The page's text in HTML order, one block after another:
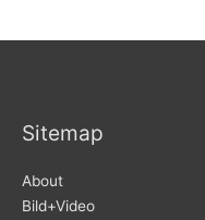
Sitemap
About
Bild+Video